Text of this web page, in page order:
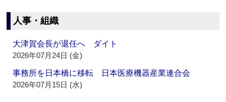
人事・組織
大津賀会長が退任へ ダイト
2026年07月24日 (金)
事務所を日本橋に移転 日本医療機器産業連合会
2026年07月15日 (水)